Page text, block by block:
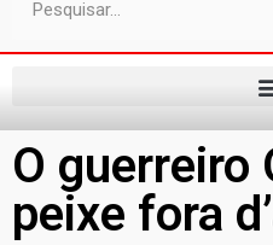
O guerreiro
peixe fora